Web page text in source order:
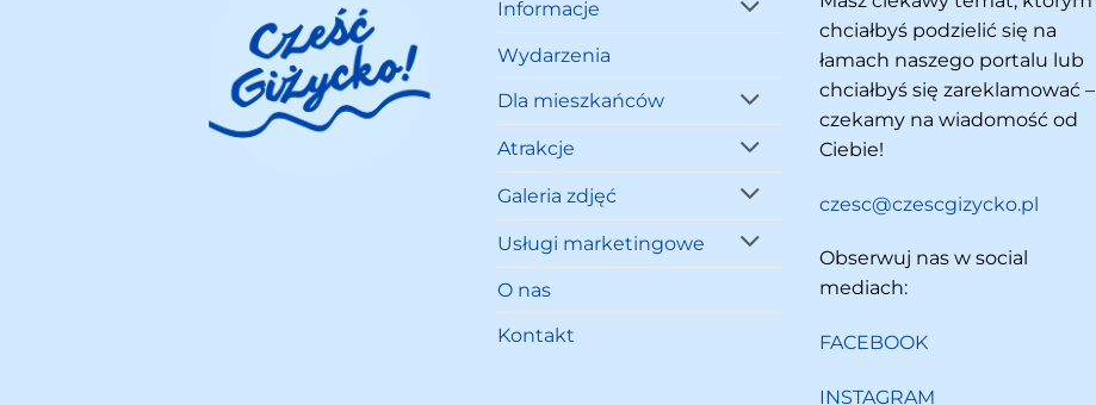
Informacje
Wydarzenia
Dla mieszkańców
Atrakcje
Galeria zdjęć
Usługi marketingowe
O nas
Kontakt
chciałbyś podzielić się na
łamach naszego portalu lub
chciałbyś się zareklamować –
czekamy na wiadomość od
Ciebie!
czesc@czescgizycko.pl
Obserwuj nas w social
mediach:
FACEBOOK
INSTAGRAM